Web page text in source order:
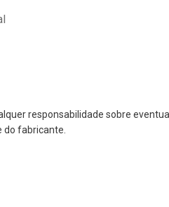
responsabilidade sobre
fabricante.